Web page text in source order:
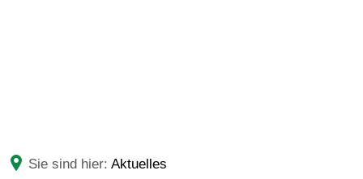
Sie sind hier: Aktuelles